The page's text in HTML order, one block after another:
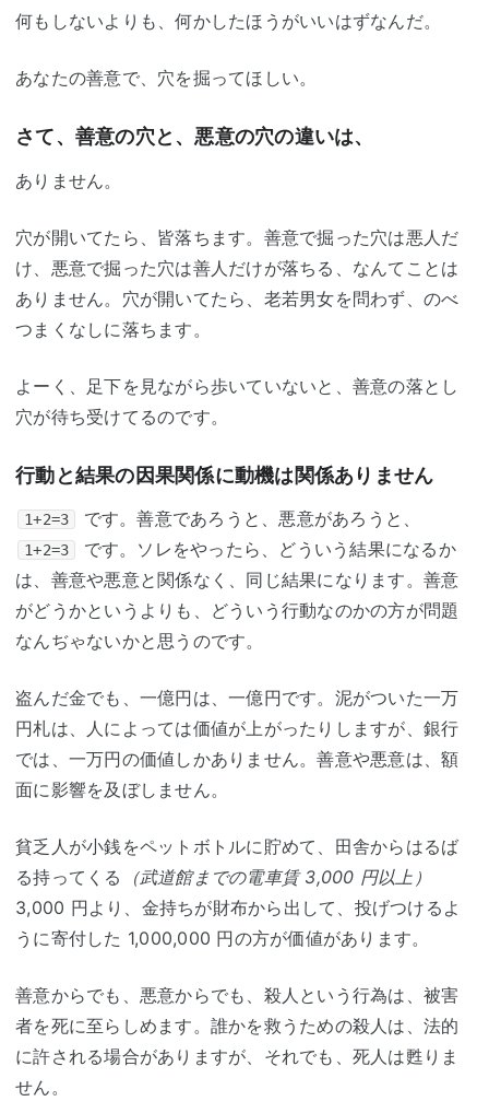
何もしないよりも、何かしたほうがいいはずなんだ。
あなたの善意で、穴を掘ってほしい。
さて、善意の穴と、悪意の穴の違いは、
ありません。
穴が開いてたら、皆落ちます。善意で掘った穴は悪人だ
け、悪意で掘った穴は善人だけが落ちる、なんてことは
ありません。穴が開いてたら、老若男女を問わず、のべ
つまくなしに落ちます。
よーく、足下を見ながら歩いていないと、善意の落とし
穴が待ち受けてるのです。
行動と結果の因果関係に動機は関係ありません
1+2=3 です。善意であろうと、悪意があろうと、
1+2=3
です。ソレをやったら、どういう結果になるか
は、善意や悪意と関係なく、同じ結果になります。善意
がどうかというよりも、どういう行動なのかの方が問題
なんぢゃないかと思うのです。
盗んだ金でも、一億円は、一億円です。泥がついた一万
円札は、人によっては価値が上がったりしますが、銀行
では、一万円の価値しかありません。善意や悪意は、額
面に影響を及ぼしません。
貧乏人が小銭をペットボトルに貯めて、田舎からはるば
る持ってくる
（武道館までの電車賃 3,000 円以上）
3,000 円より、金持ちが財布から出して、投げつけるよ
うに寄付した 1,000,000 円の方が価値があります。
善意からでも、悪意からでも、殺人という行為は、被害
者を死に至らしめます。誰かを救うための殺人は、法的
に許される場合がありますが、それでも、死人は甦りま
せん。